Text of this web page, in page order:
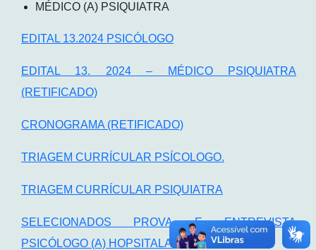
MÉDICO (A) PSIQUIATRA
EDITAL 13.2024 PSICÓLOGO
EDITAL 13. 2024 – MÉDICO PSIQUIATRA
(RETIFICADO)
CRONOGRAMA (RETIFICADO)
TRIAGEM CURRÍCULAR PSÍCOLOGO.
TRIAGEM CURRÍCULAR PSIQUIATRA
SELECIONADOS PROVA E ENTREVISTA
PSICÓLOGO (A) HOPSITALAR